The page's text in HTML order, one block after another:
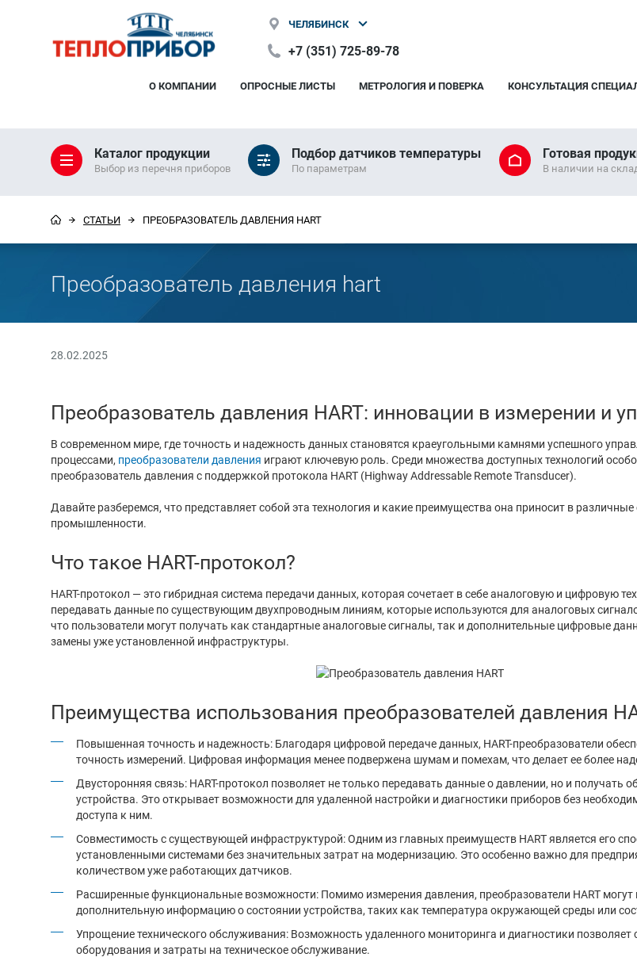
ЧЕЛЯБИНСК
+7 (351) 725-89-78
О КОМПАНИИ ОПРОСНЫЕ ЛИСТЫ МЕТРОЛОГИЯ И ПОВЕРКА КОНСУЛЬТАЦИЯ
Каталог продукции
Выбор из перечня приборов
Подбор датчиков температуры
По параметрам
Готовая
В наличии на
СТАТЬИ ПРЕОБРАЗОВАТЕЛЬ ДАВЛЕНИЯ HART
Преобразователь давления hart
28.02.2025
Преобразователь давления HART: инновации в измерении и
В современном мире, где точность и надежность данных становятся краеугольными камнями успешного
процессами, преобразователи давления играют ключевую роль. Среди множества доступных технологий
преобразователь давления с поддержкой протокола HART (Highway Addressable Remote Transducer).
Давайте разберемся, что представляет собой эта технология и какие преимущества она приносит в различные
промышленности.
Что такое HART-протокол?
HART-протокол — это гибридная система передачи данных, которая сочетает в себе аналоговую и цифровую
передавать данные по существующим двухпроводным линиям, которые используются для аналоговых
что пользователи могут получать как стандартные аналоговые сигналы, так и дополнительные цифровые
замены уже установленной инфраструктуры.
Преимущества использования преобразователей давления
Повышенная точность и надежность: Благодаря цифровой передаче данных, HART-преобразователи
точность измерений. Цифровая информация менее подвержена шумам и помехам, что делает ее более
Двусторонняя связь: HART-протокол позволяет не только передавать данные о давлении, но и получать
устройства. Это открывает возможности для удаленной настройки и диагностики приборов без
доступа к ним.
Совместимость с существующей инфраструктурой: Одним из главных преимуществ HART является его
установленными системами без значительных затрат на модернизацию. Это особенно важно для
количеством уже работающих датчиков.
Расширенные функциональные возможности: Помимо измерения давления, преобразователи HART могут
дополнительную информацию о состоянии устройства, таких как температура окружающей среды или
Упрощение технического обслуживания: Возможность удаленного мониторинга и диагностики позволяет
оборудования и затраты на техническое обслуживание.